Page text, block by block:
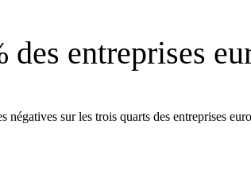
entreprises
négatives sur les trois quarts des entreprises